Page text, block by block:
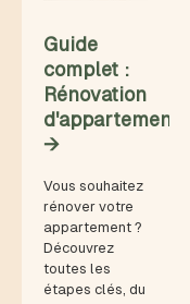
Guide
complet :
Rénovation
d'appartement
→
Vous souhaitez
rénover votre
appartement ?
Découvrez
toutes les
étapes clés, du